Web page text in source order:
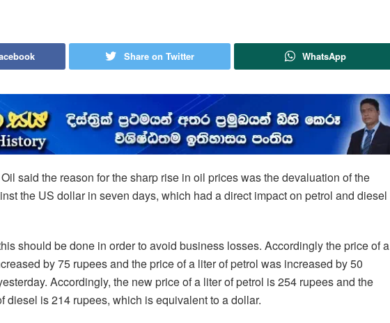
Share on Twitter WhatsApp
said the reason for the sharp rise in oil prices was the devaluation of the
the US dollar in seven days, which had a direct impact on petrol and diesel
should be done in order to avoid business losses. Accordingly the price of a
by 75 rupees and the price of a liter of petrol was increased by 50
Accordingly, the new price of a liter of petrol is 254 rupees and the
diesel is 214 rupees, which is equivalent to a dollar.